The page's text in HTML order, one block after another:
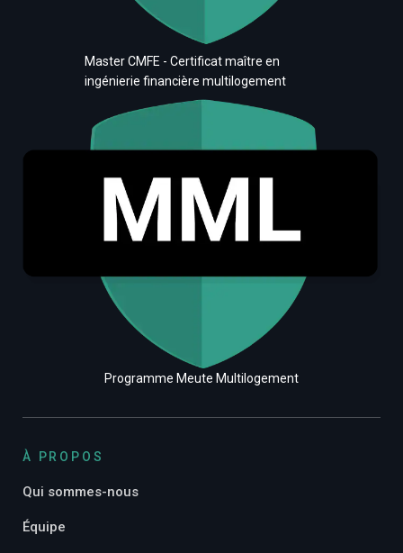
Master CMFE - Certificat maître en
ingénierie financière multilogement
Programme Meute Multilogement
À PROPOS
Qui sommes-nous
Équipe